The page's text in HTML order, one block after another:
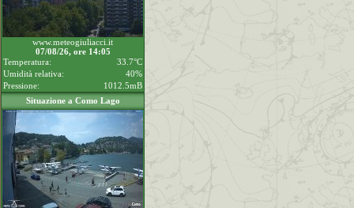
www.meteogiuliacci.it
07/08/26, ore 14:05
Temperatura:
33.7°C
Umidità relativa:
40%
Pressione:
1012.5mB
Situazione a Como Lago